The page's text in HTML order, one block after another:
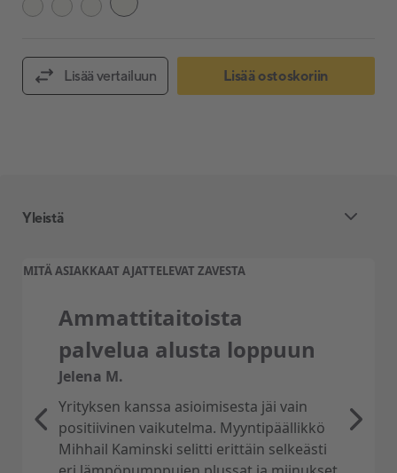
Lisää vertailuun Lisää ostoskoriin
Yleistä
Laadukas ratkaisu Panasoniculta
Panasonicin ilmavesilämpöpumput ovat suosittu
valinta Skandinavian kodeissa niiden tehokkaiden
kompressoreiden ansiosta. Aquarea-sarja ei ole
poikkeus, sillä sillä on myös A-energialuokka.
MITÄ ASIAKKAAT AJATTELEVAT ZAVESTA
Ammattitaitoista
palvelua alusta loppuun
Jelena M.
Yrityksen kanssa asioimisesta jäi vain
positiivinen vaikutelma. Myyntipäällikkö
Mihhail Kaminski selitti erittäin selkeästi